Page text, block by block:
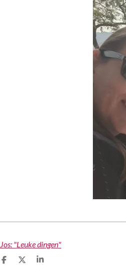
Jos: "Leuke dingen"
D
D
S